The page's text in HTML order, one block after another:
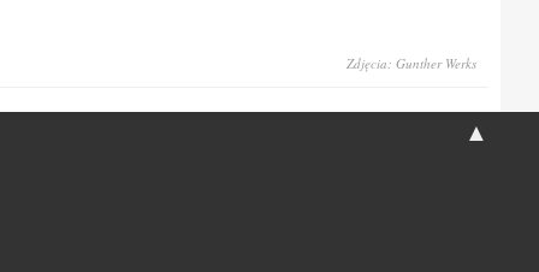
Zdjęcia: Gunther Werks
▲